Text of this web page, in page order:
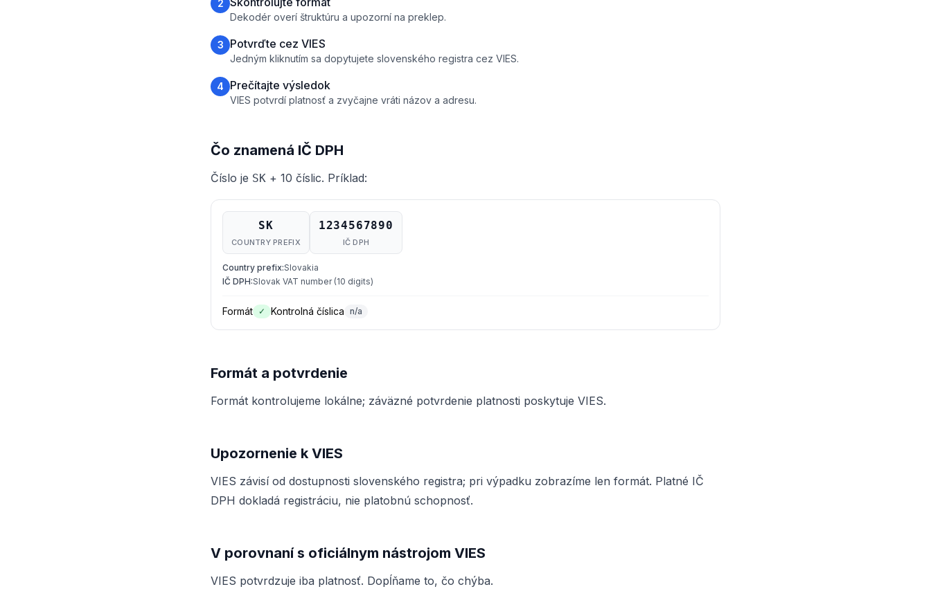
2
Dekodér overí štruktúru a upozorní na preklep.
3 Potvrďte cez VIES
Jedným kliknutím sa dopytujete slovenského registra cez VIES.
4 Prečítajte výsledok
VIES potvrdí platnosť a zvyčajne vráti názov a adresu.
Čo znamená IČ DPH
Číslo je SK + 10 číslic. Príklad:
SK
COUNTRY PREFIX
1234567890
IČ DPH
Country prefix:Slovakia
IČ DPH:Slovak VAT number (10 digits)
Formát ✓ Kontrolná číslica n/a
Formát a potvrdenie
Formát kontrolujeme lokálne; záväzné potvrdenie platnosti poskytuje VIES.
Upozornenie k VIES
VIES závisí od dostupnosti slovenského registra; pri výpadku zobrazíme len formát. Platné IČ
DPH dokladá registráciu, nie platobnú schopnosť.
V porovnaní s oficiálnym nástrojom VIES
VIES potvrdzuje iba platnosť. Dopĺňame to, čo chýba.